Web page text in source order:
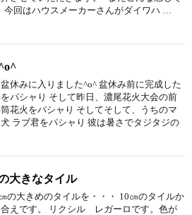
回はハウスメーカーさんがダイワハ …
休みに入りました^o^ 盆休み前に完成した
パシャり そして昨日、濃尾花火大会の前
花火をパシャり そしてそして、うちのマ
ラブ君をパシャり 彼は暑さでタジタジの
大きなタイル
の大きめのタイルを・・・ 10㎝のタイルか
合えです。 リクシル レガーロです。色が